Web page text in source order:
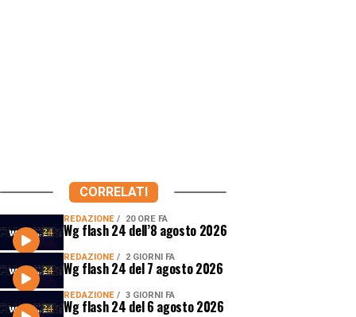
CORRELATI
REDAZIONE 20 ORE FA
Wg flash 24 dell’8 agosto 2026
REDAZIONE 2 GIORNI FA
Wg flash 24 del 7 agosto 2026
REDAZIONE 3 GIORNI FA
Wg flash 24 del 6 agosto 2026